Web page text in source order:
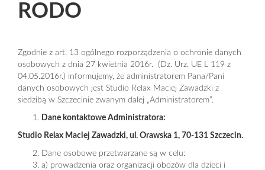
RODO
Zgodnie z art. 13 ogólnego rozporządzenia o ochronie danych
osobowych z dnia 27 kwietnia 2016r. (Dz. Urz. UE L 119 z
04.05.2016r.) informujemy, że administratorem Pana/Pani
danych osobowych jest Studio Relax Maciej Zawadzki z
siedzibą w Szczecinie zwanym dalej „Administratorem”.
Dane kontaktowe Administratora:
Studio Relax Maciej Zawadzki, ul. Orawska 1, 70-131 Szczecin.
Dane osobowe przetwarzane są w celu:
a) prowadzenia oraz organizacji obozów dla dzieci i